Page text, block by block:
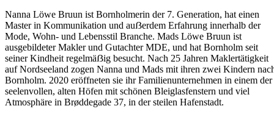
Nanna Löwe Bruun ist Bornholmerin der 7. Generation, hat einen
Master in Kommunikation und auẞerdem Erfahrung innerhalb der
Mode, Wohn- und Lebensstil Branche. Mads Löwe Bruun ist
ausgebildeter Makler und Gutachter MDE, und hat Bornholm seit
seiner Kindheit regelmäẞig besucht. Nach 25 Jahren Maklertätigkeit
auf Nordseeland zogen Nanna und Mads mit ihren zwei Kindern
Bornholm. 2020 eröffneten sie ihr Familienunternehmen in einem der
seelenvollen, alten Höfen mit schönen Bleiglasfenstern und viel
Atmosphäre in Brøddegade 37, in der steilen Hafenstadt.